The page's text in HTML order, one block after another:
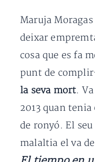
Maruja
deixar
cosa que es fa
punt de
la seva mort.
2013 quan
de ronyó. El
malaltia el va